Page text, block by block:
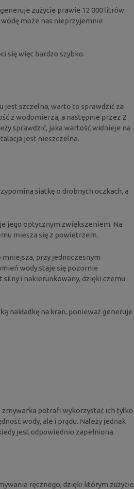
zużycie prawie 12 000 litrów
może nas nieprzyjemnie
się więc bardzo szybko.
jest szczelna, warto to sprawdzić za
z wodomierza, a następnie przez 2
sprawdzić, jaka wartość widnieje na
jest nieszczelna.
siatkę o drobnych oczkach, a
jego optycznym zwiększeniem. Na
miesza się z powietrzem.
mniejsza, przy jednoczesnym
wody staje się pozornie
silny i nakierunkowany, dzięki czemu
nakładkę na kran, ponieważ generuje
zmywarka potrafi wykorzystać ich tylko
wody, ale i prądu. Należy jednak
jest odpowiednio zapełniona.
ręcznego, dzięki którym zużycie